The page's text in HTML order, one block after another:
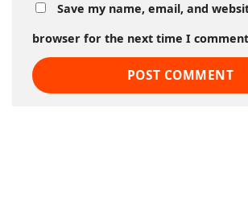
Save my name, email, and
browser for the next time I